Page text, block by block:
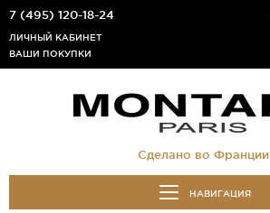
7 (495) 120-18-24
ЛИЧНЫЙ КАБИНЕТ
ВАШИ ПОКУПКИ
Сделано во Франции
НАВИГАЦИЯ